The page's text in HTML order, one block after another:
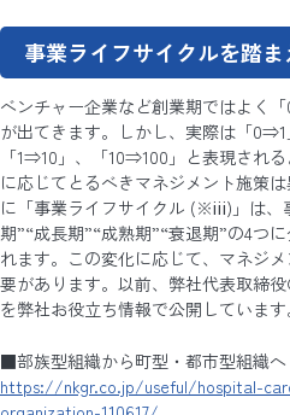
事業ライフサイクルを踏
ベンチャー企業など創業期ではよく
が出てきます。しかし、実際は「0⇒1
「1⇒10」、「10⇒100」と表現され
に応じてとるべきマネジメント施策
に「事業ライフサイクル (※ⅲ)」は、
期”“成長期”“成熟期”“衰退期”の4つ
れます。この変化に応じて、マネジ
要があります。以前、弊社代表取締
を弊社お役立ち情報で公開しています
■部族型組織から町型・都市型組織へ
https://nkgr.co.jp/useful/hospital-